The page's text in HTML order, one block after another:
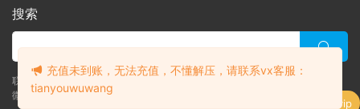
搜索
联系客服 (添加后告诉客服-来自熊人族咨询问题)
微信客服（tianyouwuwang）
充值未到账，无法充值，不懂解压，请联系vx客服：
tianyouwuwang
升级了 年熊vip